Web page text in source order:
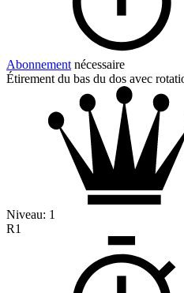
Abonnement nécessaire
Étirement du bas du dos avec
Niveau: 1
R1